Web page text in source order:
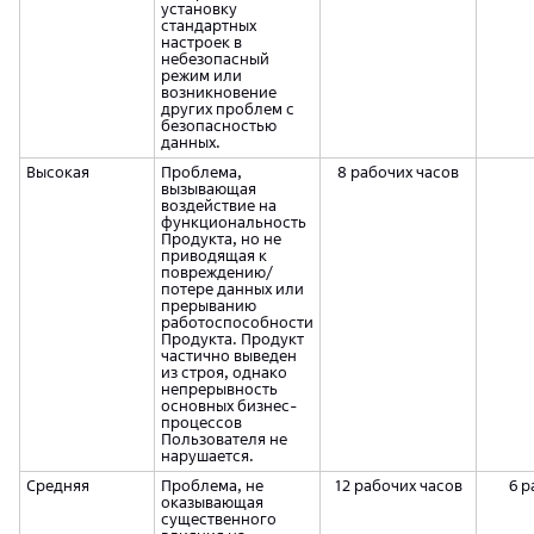
установку
стандартных
настроек в
небезопасный
режим или
возникновение
других проблем с
безопасностью
данных.
Высокая
Проблема,
вызывающая
воздействие на
функциональность
Продукта, но не
приводящая к
повреждению/
потере данных или
прерыванию
работоспособности
Продукта. Продукт
частично выведен
из строя, однако
непрерывность
основных бизнес-
процессов
Пользователя не
нарушается.
8 рабочих часов
Средняя
Проблема, не
оказывающая
существенного
12 рабочих часов 6